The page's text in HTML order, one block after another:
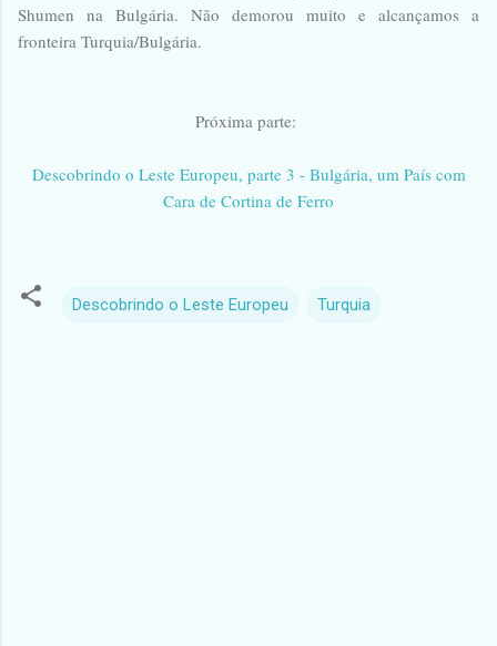
Shumen na Bulgária. Não demorou muito e alcançamos a
fronteira Turquia/Bulgária.
Próxima parte:
Descobrindo o Leste Europeu, parte 3 - Bulgária, um País com
Cara de Cortina de Ferro
Descobrindo o Leste Europeu Turquia